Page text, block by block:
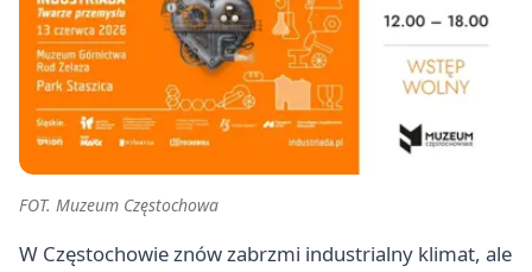
FOT. Muzeum Częstochowa
W Częstochowie znów zabrzmi industrialny klimat, ale